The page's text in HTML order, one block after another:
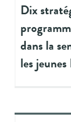
Dix
dans la
les